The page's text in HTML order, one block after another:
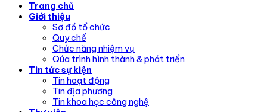
Trang chủ
Giới thiệu
Sơ đồ tổ chức
Quy chế
Chức năng nhiệm vụ
Qúa trình hình thành & phát triển
Tin tức sự kiện
Tin hoạt động
Tin địa phương
Tin khoa học công nghệ